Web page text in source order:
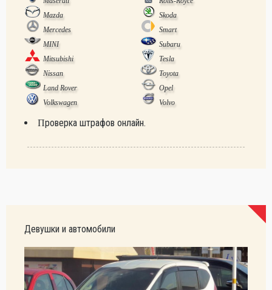
Mazda
Skoda
Mercedes
Smart
MINI
Subaru
Mitsubishi
Tesla
Nissan
Toyota
Land Rover
Opel
Volkswagen
Volvo
Проверка штрафов онлайн.
Девушки и автомобили